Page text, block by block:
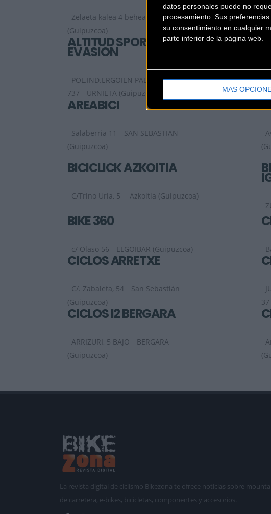
datos personales puede no
procesamiento. Sus
su consentimiento en cualquier
parte inferior de la página web.
MÁS
Zelaeta kalea 4 behea
BEASAIN
(Guipuzcoa)
ALTITUD SPORT
EVASION
POL.IND.ERGOIEN PAB.
737
URNIETA (Guipuzcoa)
AREABICI
Salaberria 11
SAN SEBASTIAN
(Guipuzcoa)
BICICLICK AZKOITIA
C/Trino Uria, 5 Azkoitia (Guipuzcoa)
BIKE 360
c/ Olaso 56 ELGOIBAR (Guipuzcoa)
CICLOS ARRETXE
C/. Zabaleta, 54
San Sebastián
(Guipuzcoa)
37
CICLOS I2 BERGARA
ARRIZURI, 5 BAJO
BERGARA
(Guipuzcoa)
La revista digital de ciclismo Bikezona te ofrece noticias sobre
de carretera, e-bikes, bicicletas, componentes y accesorios.